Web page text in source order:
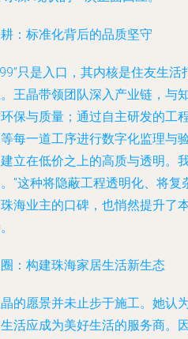
：标准化背后的品质坚守
只是入口，其内核是住友生
王晶带领团队深入产业链，与
保与质量；通过自主研发的工
每一道工序进行数字化监理与
立在低价之上的高质与透明。
"这种将隐蔽工程透明化、将
海业主的口碑，也悄然提升了
：构建珠海家居生活新生态
的愿景并未止步于施工。她认
活应成为美好生活的服务商。